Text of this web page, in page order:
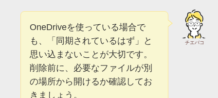
チエバコ
OneDriveを使っている場合で
も、「同期されているはず」と
思い込まないことが大切です。
削除前に、必要なファイルが別
の場所から開けるか確認してお
きましょう。